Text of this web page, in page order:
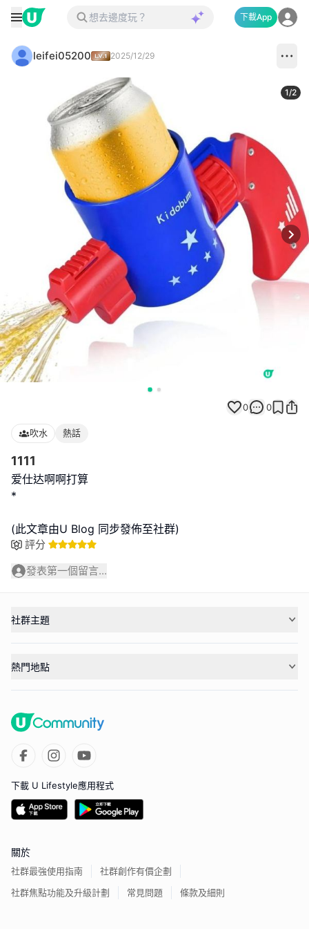
下載App
leifei05200 2025/12/29
1/2
0 0
吹水 熱話
1111
爱仕达啊啊打算
*
(此文章由U Blog 同步發佈至社群)
評分
發表第一個留言...
社群主題
熱門地點
下載 U Lifestyle應用程式
關於
社群最強使用指南
社群創作有價企劃
社群焦點功能及升級計劃
常見問題 條款及細則